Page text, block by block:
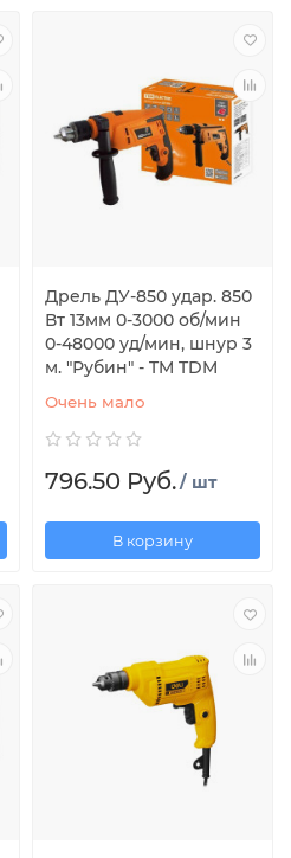
Дрель ДУ-850 удар. 850
Вт 13мм 0-3000 об/мин
0-48000 уд/мин, шнур 3
м. "Рубин" - TM TDM
Очень мало
796.50 Руб./ шт
В корзину